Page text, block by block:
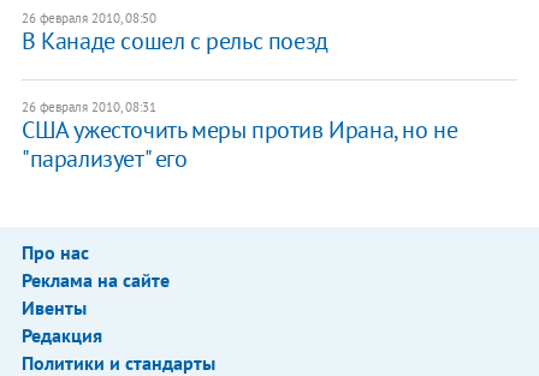
26 февраля 2010, 08:50
В Канаде сошел с рельс поезд
26 февраля 2010, 08:31
США ужесточить меры против Ирана, но не
"парализует" его
Про нас
Реклама на сайте
Ивенты
Редакция
Политики и стандарты